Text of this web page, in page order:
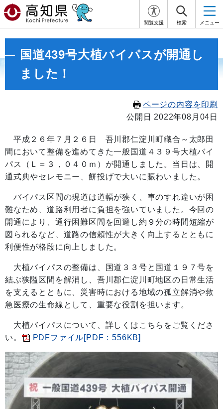
閲覧支援 検索 メニュー
国道439号大植バイパスが開通し
ました！
ページの内容を印刷
公開日 2022年08月04日
平成２６年７月２６日 吾川郡仁淀川町織合～太郎田
間において整備を進めてきた一般国道４３９号大植バイ
パス（Ｌ＝３，０４０ｍ）が開通しました。当日は、開
通式典やセレモニー、餅投げで大いに賑わいました。
バイパス区間の現道は道幅が狭く、車のすれ違いが困
難なため、道路利用者に負担を強いていました。今回の
開通により、通行困難区間を回避し約９分の時間短縮が
図られるなど、道路の信頼性が大きく向上するとともに
利便性が格段に向上しました。
大植バイパスの整備は、国道３３号と国道１９７号を
結ぶ狭隘区間を解消し、吾川郡仁淀川町地区の日常生活
を支えるとともに、災害時における地域の孤立解消や救
急医療の生命線として、重要な役割を担います。
大植バイパスについて、詳しくはこちらをご覧くださ
い。
PDFファイル[PDF：556KB]